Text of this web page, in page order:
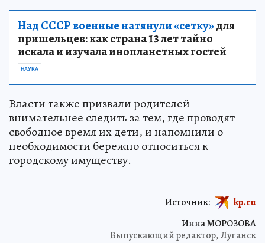
Над СССР военные натянули «сетку»для
пришельцев: как страна 13 лет тайно
искала и изучала инопланетных гостей
НАУКА
Власти также призвали родителей
внимательнее следить за тем, где проводят
свободное время их дети, и напомнили о
необходимости бережно относиться к
городскому имуществу.
Инна МОРОЗОВА
Выпускающий редактор, Луганск
Источник: kp.ru